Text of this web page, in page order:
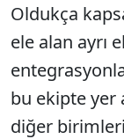
Oldukça
ele alan ayrı
bu ekipte yer
diğer